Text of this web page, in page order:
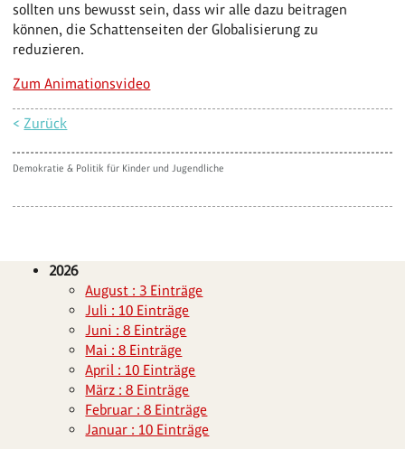
sollten uns bewusst sein, dass wir alle dazu beitragen
können, die Schattenseiten der Globalisierung zu
reduzieren.
Zum Animationsvideo
<Zurück
Demokratie & Politik für Kinder und Jugendliche
2026
August : 3 Einträge
Juli : 10 Einträge
Juni : 8 Einträge
Mai : 8 Einträge
April : 10 Einträge
März : 8 Einträge
Februar : 8 Einträge
Januar : 10 Einträge